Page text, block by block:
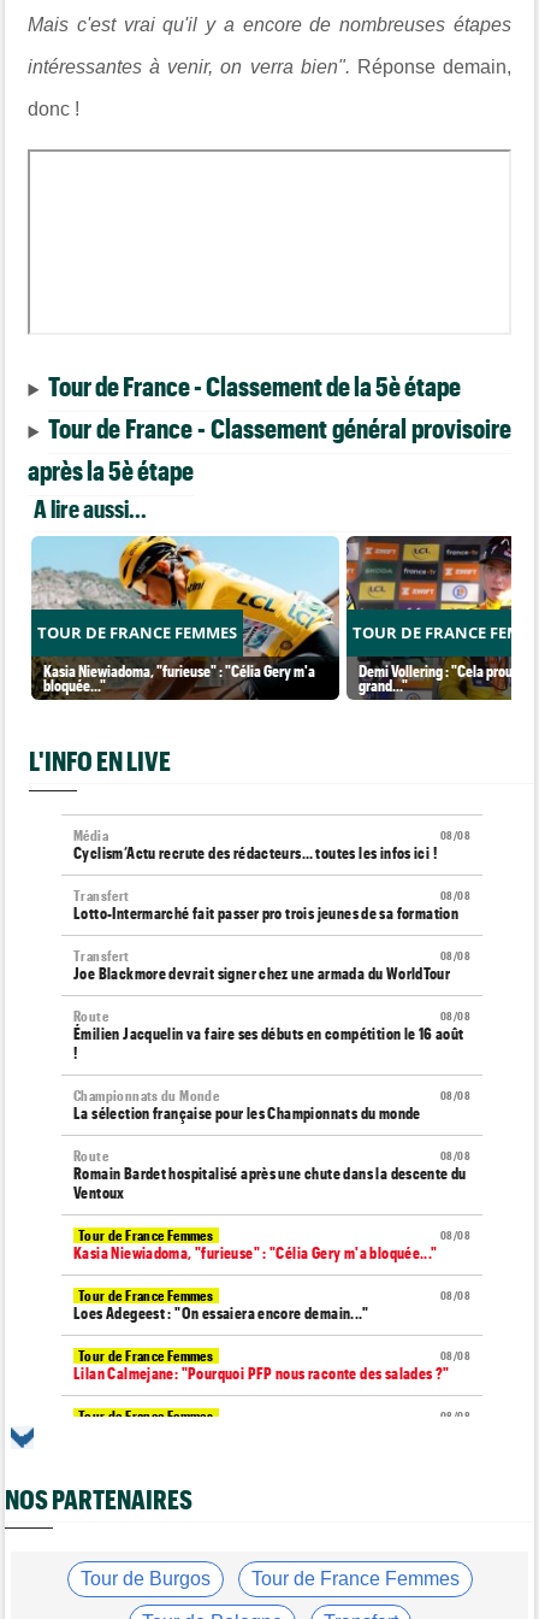
Mais c'est vrai qu'il y a encore de nombreuses étapes
intéressantes à venir, on verra bien". Réponse demain,
donc !
Tour de France - Classement de la 5è étape
Tour de France - Classement général provisoire
après la 5è étape
A lire aussi...
TOUR DE FRANCE FEMMES
Kasia Niewiadoma, "furieuse" : "Célia Gery m'a
bloquée..."
TOUR DE FRANCE
Demi Vollering : "Cela prouve
grand..."
L'INFO EN LIVE
08/08
Média
Cyclism’Actu recrute des rédacteurs… toutes les infos ici !
08/08
Transfert
Lotto-Intermarché fait passer pro trois jeunes de sa formation
08/08
Transfert
Joe Blackmore devrait signer chez une armada du WorldTour
08/08
Route
Émilien Jacquelin va faire ses débuts en compétition le 16 août
!
08/08
Championnats du Monde
La sélection française pour les Championnats du monde
08/08
Route
Romain Bardet hospitalisé après une chute dans la descente du
Ventoux
08/08
Tour de France Femmes
Kasia Niewiadoma, "furieuse" : "Célia Gery m'a bloquée..."
08/08
Tour de France Femmes
Loes Adegeest : "On essaiera encore demain..."
08/08
Tour de France Femmes
Lilan Calmejane: "Pourquoi PFP nous raconte des salades ?"
08/08
Tour de France Femmes
Niedermaier : "J’ai dit à Kasia que ce n’est pas fini"
08/08
Tour de France Femmes
Lorena Wiebes : "Je dois encore finir la journée de demain"
NOS PARTENAIRES
Tour de Burgos Tour de France Femmes